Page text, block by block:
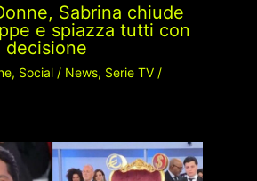
Sabrina chiude
e spiazza tutti con
decisione
, Social/ News, Serie TV/